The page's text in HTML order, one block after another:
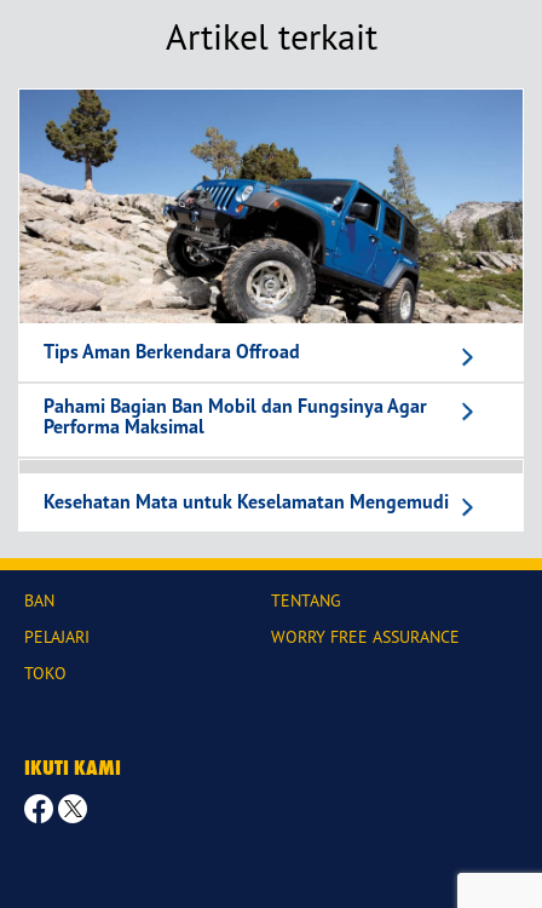
Artikel terkait
Tips Aman Berkendara Offroad
Pahami Bagian Ban Mobil dan Fungsinya Agar
Performa Maksimal
Kesehatan Mata untuk Keselamatan Mengemudi
BAN
PELAJARI
TOKO
TENTANG
WORRY FREE ASSURANCE
IKUTI KAMI